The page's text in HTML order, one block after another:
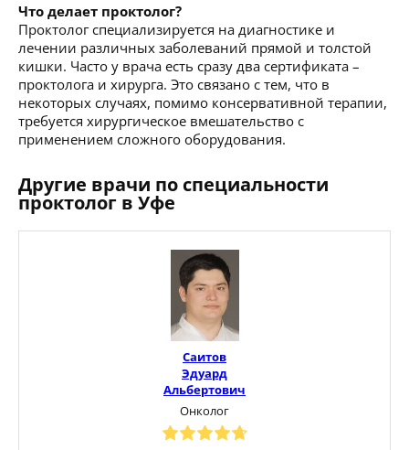
Что делает проктолог?
Проктолог специализируется на диагностике и
лечении различных заболеваний прямой и толстой
кишки. Часто у врача есть сразу два сертификата –
проктолога и хирурга. Это связано с тем, что в
некоторых случаях, помимо консервативной терапии,
требуется хирургическое вмешательство с
применением сложного оборудования.
Другие врачи по специальности
проктолог в Уфе
Саитов
Эдуард
Альбертович
Онколог